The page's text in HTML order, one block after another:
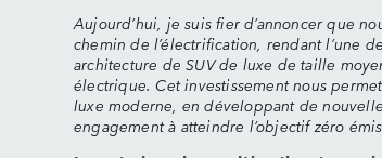
Aujourd’hui, je suis fier d’annoncer que
chemin de l’électrification, rendant l’une
architecture de SUV de luxe de taille
électrique. Cet investissement nous
luxe moderne, en développant de
engagement à atteindre l’objectif zéro